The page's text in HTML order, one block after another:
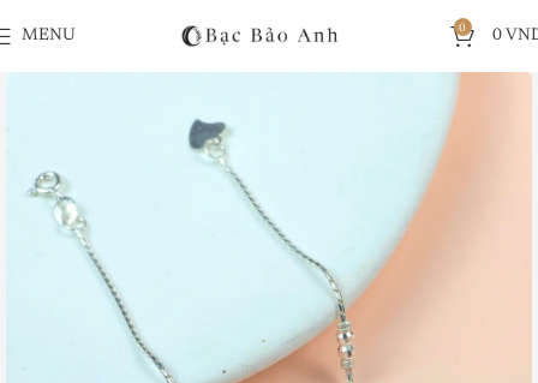
MENU
0
0